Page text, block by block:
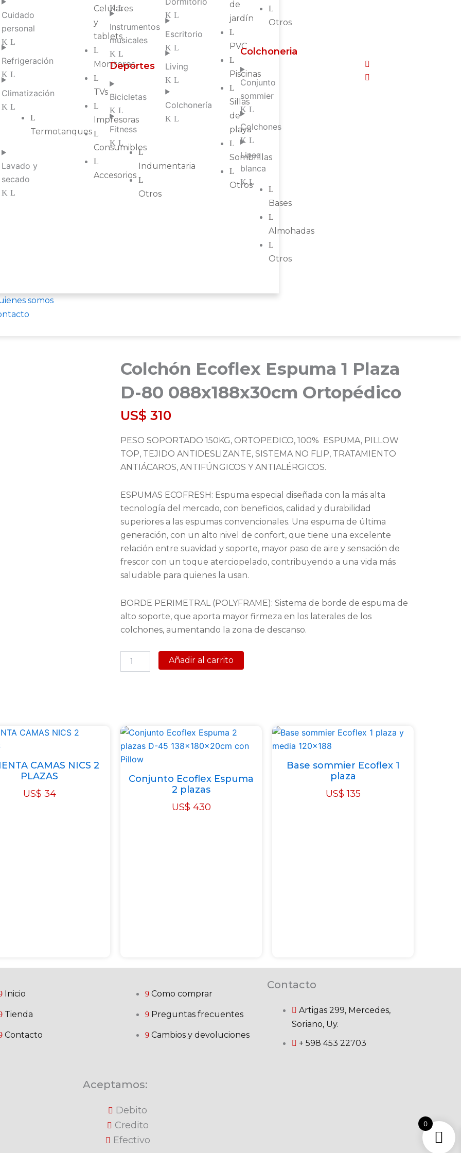
Cuidado
personal
Refrigeración
Climatización
Termotanques
Lavado y
secado
Celulares
y
tablets
Monitores
TVs
Impresoras
Consumibles
Accesorios
Instrumentos
musicales
Deportes
Bicicletas
Fitness
Indumentaria
Otros
Escritorio
Living
Colchonería
de
jardín
PVC
Piscinas
Sillas
de
playa
Sombrillas
Otros
Otros
Colchoneria
Conjunto
sommier
Colchones
Linea
blanca
Bases
Almohadas
Otros
somos
Colchón Ecoflex Espuma 1 Plaza
D-80 088x188x30cm Ortopédico
US$ 310
PESO SOPORTADO 150KG, ORTOPEDICO, 100% ESPUMA, PILLOW
TOP, TEJIDO ANTIDESLIZANTE, SISTEMA NO FLIP, TRATAMIENTO
ANTIÁCAROS, ANTIFÚNGICOS Y ANTIALÉRGICOS.
ESPUMAS ECOFRESH: Espuma especial diseñada con la más alta
tecnología del mercado, con beneficios, calidad y durabilidad
superiores a las espumas convencionales. Una espuma de última
generación, con un alto nivel de confort, que tiene una excelente
relación entre suavidad y soporte, mayor paso de aire y sensación de
frescor con un toque aterciopelado, contribuyendo a una vida más
saludable para quienes la usan.
BORDE PERIMETRAL (POLYFRAME): Sistema de borde de espuma de
alto soporte, que aporta mayor firmeza en los laterales de los
colchones, aumentando la zona de descanso.
Ecoflex
088x188x30cm
Ortopédico
cantidad
Añadir al carrito
CAMAS NICS 2
PLAZAS
US$ 34
Conjunto Ecoflex Espuma
2 plazas
US$ 430
Base sommier Ecoflex 1
plaza
US$ 135
Inicio
Tienda
Contacto
Como comprar
Preguntas frecuentes
Cambios y devoluciones
Contacto
Artigas 299, Mercedes,
Soriano, Uy.
+ 598 453 22703
Aceptamos:
Debito
Credito
Efectivo
0